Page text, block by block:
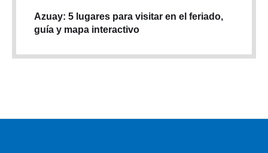
Azuay: 5 lugares para visitar en el feriado,
guía y mapa interactivo